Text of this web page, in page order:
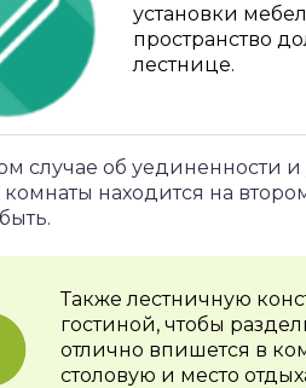
установки
пространство
лестнице.
случае об уединенности
комнаты находится на
Также лестничную
гостиной, чтобы
отлично впишется в
столовую и место